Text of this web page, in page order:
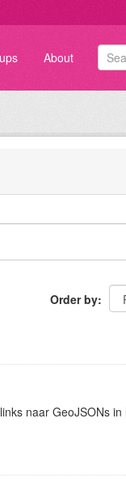
About
Order by
naar GeoJSONs in